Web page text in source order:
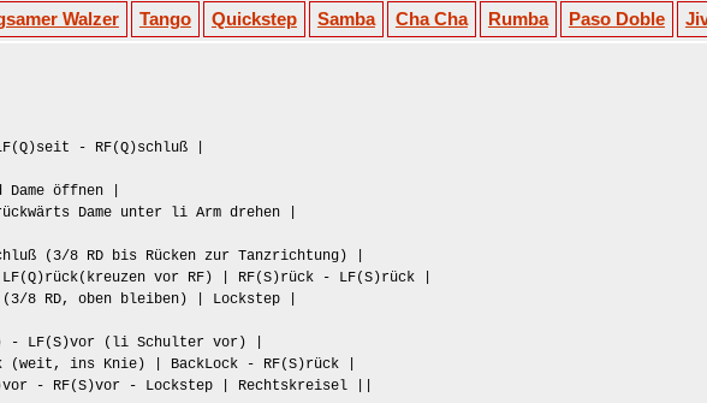
Walzer Tango Quickstep Samba Cha Cha Rumba Paso Doble
- RF(Q)schluß |
öffnen |
Dame unter li Arm drehen |
(3/8 RD bis Rücken zur Tanzrichtung) |
vor RF) | RF(S)rück - LF(S)rück |
8 RD, oben bleiben) | Lockstep |
- LF(S)vor (li Schulter vor) |
(weit, ins Knie) | BackLock - RF(S)rück |
- RF(S)vor - Lockstep | Rechtskreisel ||